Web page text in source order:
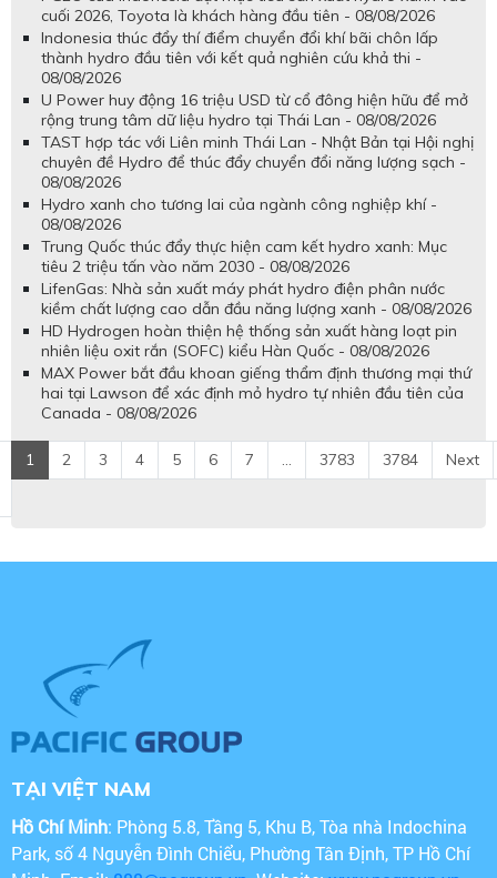
cuối 2026, Toyota là khách hàng đầu tiên - 08/08/2026
Indonesia thúc đẩy thí điểm chuyển đổi khí bãi chôn lấp
thành hydro đầu tiên với kết quả nghiên cứu khả thi -
08/08/2026
U Power huy động 16 triệu USD từ cổ đông hiện hữu để mở
rộng trung tâm dữ liệu hydro tại Thái Lan - 08/08/2026
TAST hợp tác với Liên minh Thái Lan - Nhật Bản tại Hội nghị
chuyên đề Hydro để thúc đẩy chuyển đổi năng lượng sạch -
08/08/2026
Hydro xanh cho tương lai của ngành công nghiệp khí -
08/08/2026
Trung Quốc thúc đẩy thực hiện cam kết hydro xanh: Mục
tiêu 2 triệu tấn vào năm 2030 - 08/08/2026
LifenGas: Nhà sản xuất máy phát hydro điện phân nước
kiềm chất lượng cao dẫn đầu năng lượng xanh - 08/08/2026
HD Hydrogen hoàn thiện hệ thống sản xuất hàng loạt pin
nhiên liệu oxit rắn (SOFC) kiểu Hàn Quốc - 08/08/2026
MAX Power bắt đầu khoan giếng thẩm định thương mại thứ
hai tại Lawson để xác định mỏ hydro tự nhiên đầu tiên của
Canada - 08/08/2026
1 2 3 4 5 6 7 ... 3783 3784 Next
TẠI VIỆT NAM
Hồ Chí Minh: Phòng 5.8, Tầng 5, Khu B, Tòa nhà Indochina
Park, số 4 Nguyễn Đình Chiểu, Phường Tân Định, TP Hồ Chí